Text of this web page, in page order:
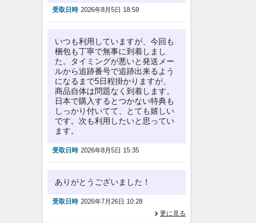
受取日時 2026年8月5日 18:59
いつも利用していますが、今回も
梱包も丁寧で無事に到着しまし
た。タイミングが悪いと発送メー
ルから追跡番号で追跡出来るよう
になるまで5日程掛かりますが、
商品自体は問題なく到着します。
日本で購入するとつかない特典も
しっかり付いてて、とても嬉しい
です。次も利用したいと思ってい
ます。
受取日時 2026年8月5日 15:35
ありがとうございました！
受取日時 2026年7月26日 10:28
更に見る